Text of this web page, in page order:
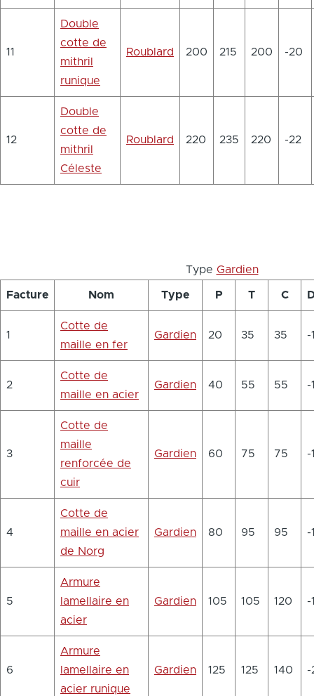
11
Double
cotte de
mithril
runique
Roublard 200 215 200 -20
12
Double
cotte de
mithril
Céleste
Roublard 220 235 220 -22
Type Gardien
Facture Nom Type P T C
1
Cotte de
maille en fer
Gardien 20 35 35 -
2
Cotte de
maille en acier
Gardien 40 55 55 -
3
Cotte de
maille
renforcée de
cuir
Gardien 60 75 75 -
4
Cotte de
maille en acier
de Norg
Gardien 80 95 95 -
5
Armure
lamellaire en
acier
Gardien 105 105 120 -
6
Armure
lamellaire en
acier runique
Gardien 125 125 140 -